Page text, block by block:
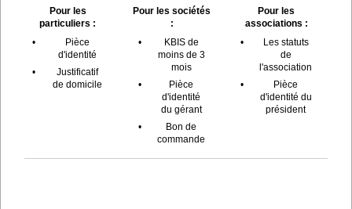
Pour les
particuliers :
•
Pièce
d'identité
•
Justificatif
de domicile
Pour les sociétés
:
•
KBIS de
moins de 3
mois
•
Pièce
d'identité
du gérant
•
Bon de
commande
Pour les
associations :
•
Les statuts
de
l'association
•
Pièce
d'identité du
président